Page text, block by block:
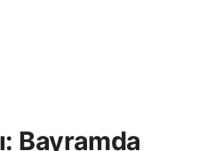
Bayramda